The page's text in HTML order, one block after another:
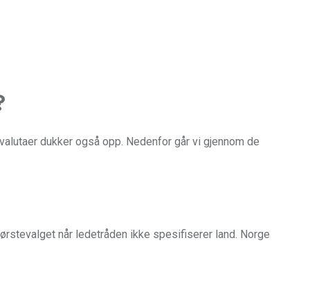
dukker også opp. Nedenfor går vi gjennom de
når ledetråden ikke spesifiserer land. Norge